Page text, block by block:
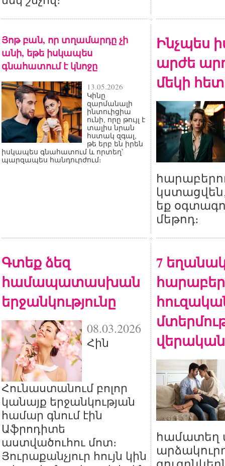
Յոթ բան, որ տղամարդը չի
անի, եթե իսկապես
գնահատում է կնոջը
13.05.2026
Կինը
զարմանալի
ինտուիցիա
ունի, որը թույլ է
տալիս նրան
հստակ զգալ,
թե երբ են իրեն
իսկապես գնահատում և որտեղ՝
պարզապես հանդուրժում։
Ինչպես
արժե
մեկի
եք
մեթոդ։
Գտեք ձեզ
համապատասխան
երջանկությունը
08.03.2026
Հին
Հունաստանում բոլոր
կանայք երջանկության
համար գնում էին
Աֆրոդիտե
աստվածուհու մոտ։
Յուրաքանչյուր հույն կին
7
համատեղ